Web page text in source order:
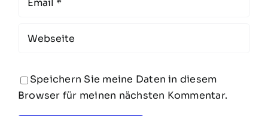
Speichern Sie meine Daten in diesem
Browser für meinen nächsten Kommentar.